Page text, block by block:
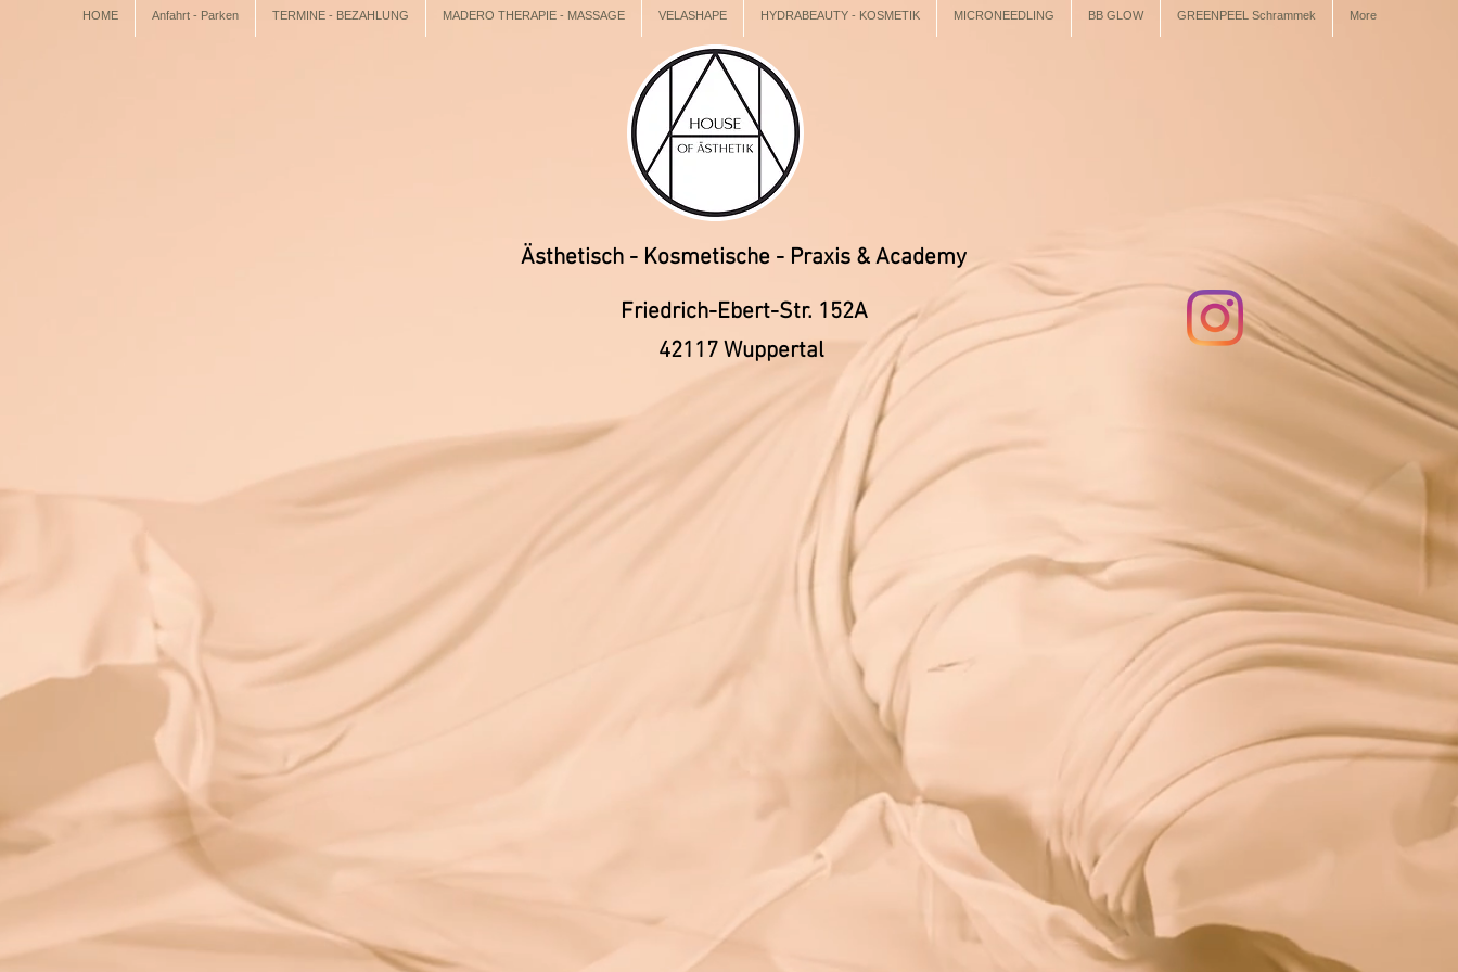
HOME Anfahrt - Parken TERMINE - BEZAHLUNG MADERO THERAPIE - MASSAGE VELASHAPE HYDRABEAUTY - KOSMETIK MICRONEEDLING BB GLOW GREENPEEL Schrammek More
Ästhetisch - Kosmetische - Praxis & Academy
Friedrich-Ebert-Str. 152A
42117 Wuppertal